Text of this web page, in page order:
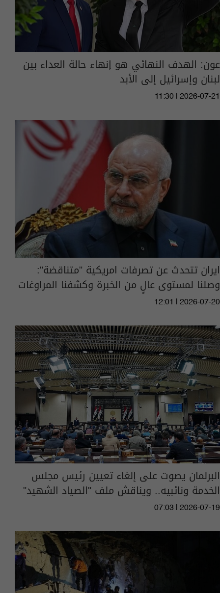
عون: الهدف النهائي هو إنهاء حالة العداء بين
لبنان وإسرائيل إلى الأبد
11:30 | 2026-07-21
ايران تتحدث عن تصرفات امريكية "متناقضة":
وصلنا لمستوى عالٍ من الخبرة وكشفنا المراوغات
12:01 | 2026-07-20
البرلمان يصوت على إلغاء تعيين رئيس مجلس
الخدمة ونائبيه.. ويناقش ملف "الصياد الشهيد"
07:03 | 2026-07-19